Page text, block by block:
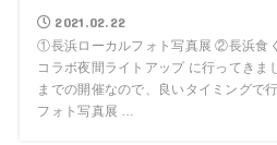
2021.02.22
①長浜ローカルフォト写真展 ②長浜食
コラボ夜間ライトアップ に行ってきま
までの開催なので、良いタイミングで
フォト写真展 …